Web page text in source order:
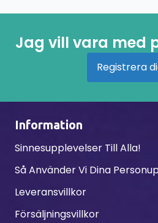
Jag vill vara med
Registrera
Information
Sinnesupplevelser Till Alla!
Så Använder Vi Dina
Leveransvillkor
Försäljningsvillkor